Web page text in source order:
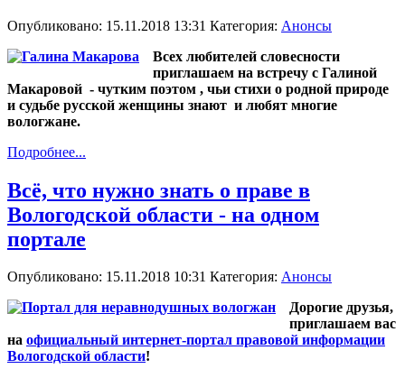
Опубликовано: 15.11.2018 13:31 Категория: Анонсы
Всех любителей словесности
приглашаем на встречу с Галиной
Макаровой - чутким поэтом , чьи стихи о родной природе
и судьбе русской женщины знают и любят многие
вологжане.
Подробнее...
Всё, что нужно знать о праве в
Вологодской области - на одном
портале
Опубликовано: 15.11.2018 10:31 Категория: Анонсы
Дорогие друзья,
приглашаем вас
на официальный интернет-портал правовой информации
Вологодской области!